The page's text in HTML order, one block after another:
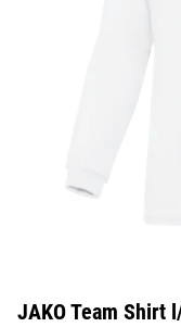
JAKO Team Shirt